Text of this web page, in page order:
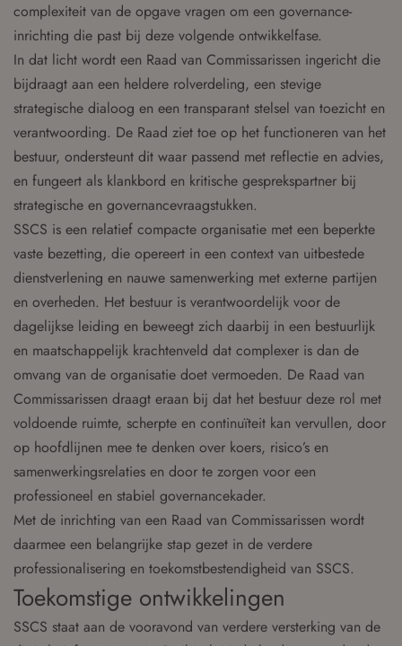
complexiteit van de opgave vragen om een governance-
inrichting die past bij deze volgende ontwikkelfase.
In dat licht wordt een Raad van Commissarissen ingericht die
bijdraagt aan een heldere rolverdeling, een stevige
strategische dialoog en een transparant stelsel van toezicht en
verantwoording. De Raad ziet toe op het functioneren van het
bestuur, ondersteunt dit waar passend met reflectie en advies,
en fungeert als klankbord en kritische gesprekspartner bij
strategische en governancevraagstukken.
SSCS is een relatief compacte organisatie met een beperkte
vaste bezetting, die opereert in een context van uitbestede
dienstverlening en nauwe samenwerking met externe partijen
en overheden. Het bestuur is verantwoordelijk voor de
dagelijkse leiding en beweegt zich daarbij in een bestuurlijk
en maatschappelijk krachtenveld dat complexer is dan de
omvang van de organisatie doet vermoeden. De Raad van
Commissarissen draagt eraan bij dat het bestuur deze rol met
voldoende ruimte, scherpte en continuïteit kan vervullen, door
op hoofdlijnen mee te denken over koers, risico’s en
samenwerkingsrelaties en door te zorgen voor een
professioneel en stabiel governancekader.
Met de inrichting van een Raad van Commissarissen wordt
daarmee een belangrijke stap gezet in de verdere
professionalisering en toekomstbestendigheid van SSCS.
Toekomstige ontwikkelingen
SSCS staat aan de vooravond van verdere versterking van de